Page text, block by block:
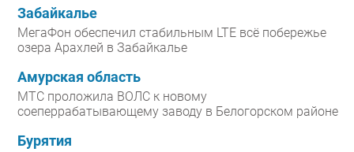
Забайкалье
МегаФон обеспечил стабильным LTE всё побережье
озера Арахлей в Забайкалье
Амурская область
МТС проложила ВОЛС к новому
соеперрабатывающему заводу в Белогорском районе
Бурятия